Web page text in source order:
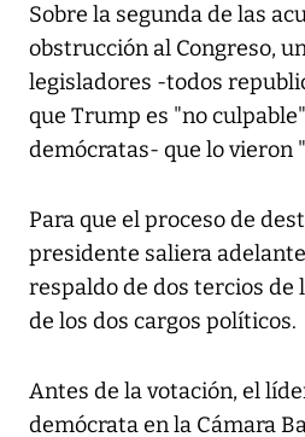
Sobre la segunda de las
obstrucción al Congreso,
legisladores -todos
que Trump es "no
demócratas- que lo vieron
Para que el proceso de
presidente saliera
respaldo de dos tercios de
de los dos cargos políticos.
Antes de la votación, el
demócrata en la Cámara